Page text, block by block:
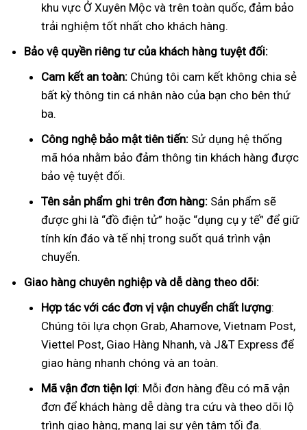
khu vực Ở Xuyên Mộc và trên toàn quốc, đảm bảo
trải nghiệm tốt nhất cho khách hàng.
Bảo vệ quyền riêng tư của khách hàng tuyệt đối:
Cam kết an toàn: Chúng tôi cam kết không chia sẻ
bất kỳ thông tin cá nhân nào của bạn cho bên thứ
ba.
Công nghệ bảo mật tiên tiến: Sử dụng hệ thống
mã hóa nhằm bảo đảm thông tin khách hàng được
bảo vệ tuyệt đối.
Tên sản phẩm ghi trên đơn hàng: Sản phẩm sẽ
được ghi là “đồ điện tử” hoặc “dụng cụ y tế” để giữ
tính kín đáo và tế nhị trong suốt quá trình vận
chuyển.
Giao hàng chuyên nghiệp và dễ dàng theo dõi:
Hợp tác với các đơn vị vận chuyển chất lượng:
Chúng tôi lựa chọn Grab, Ahamove, Vietnam Post,
Viettel Post, Giao Hàng Nhanh, và J&T Express để
giao hàng nhanh chóng và an toàn.
Mã vận đơn tiện lợi: Mỗi đơn hàng đều có mã vận
đơn để khách hàng dễ dàng tra cứu và theo dõi lộ
trình giao hàng, mang lại sự yên tâm tối đa.